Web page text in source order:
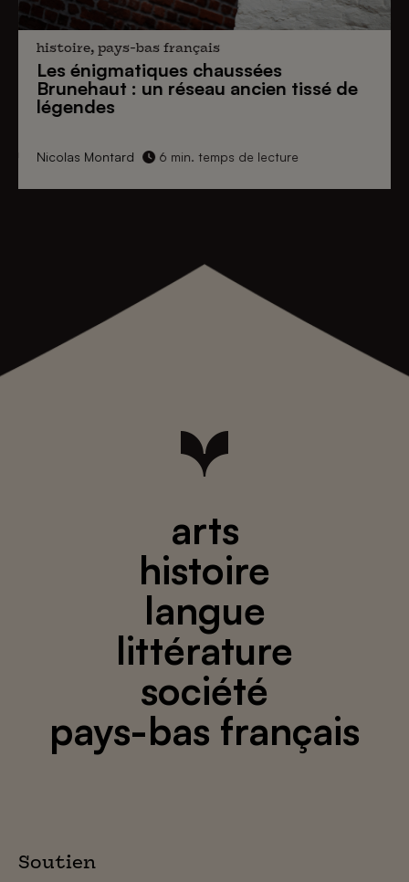
histoire, pays-bas français
Les énigmatiques chaussées
Brunehaut : un réseau ancien tissé de
légendes
Nicolas Montard 6 min. temps de lecture
arts
histoire
langue
littérature
société
pays-bas français
Soutien